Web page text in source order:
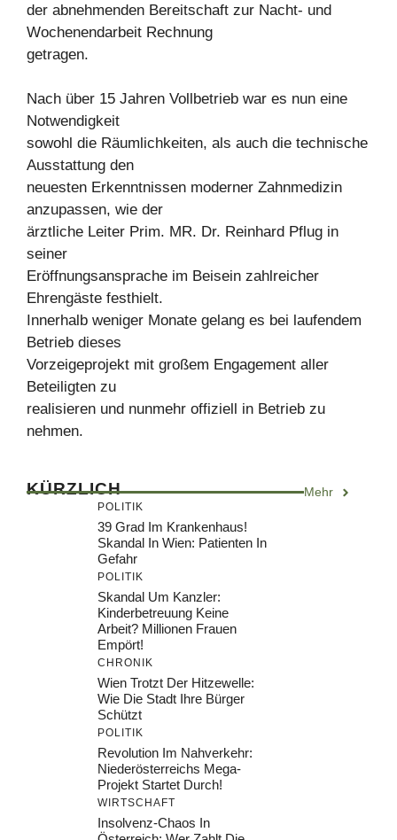
der abnehmenden Bereitschaft zur Nacht- und
Wochenendarbeit Rechnung
getragen.
Nach über 15 Jahren Vollbetrieb war es nun eine
Notwendigkeit
sowohl die Räumlichkeiten, als auch die technische
Ausstattung den
neuesten Erkenntnissen moderner Zahnmedizin
anzupassen, wie der
ärztliche Leiter Prim. MR. Dr. Reinhard Pflug in
seiner
Eröffnungsansprache im Beisein zahlreicher
Ehrengäste festhielt.
Innerhalb weniger Monate gelang es bei laufendem
Betrieb dieses
Vorzeigeprojekt mit großem Engagement aller
Beteiligten zu
realisieren und nunmehr offiziell in Betrieb zu
nehmen.
KÜRZLICH Mehr
POLITIK
39 Grad Im Krankenhaus!
Skandal In Wien: Patienten In
Gefahr
POLITIK
Skandal Um Kanzler:
Kinderbetreuung Keine
Arbeit? Millionen Frauen
Empört!
CHRONIK
Wien Trotzt Der Hitzewelle:
Wie Die Stadt Ihre Bürger
Schützt
POLITIK
Revolution Im Nahverkehr:
Niederösterreichs Mega-
Projekt Startet Durch!
WIRTSCHAFT
Insolvenz-Chaos In